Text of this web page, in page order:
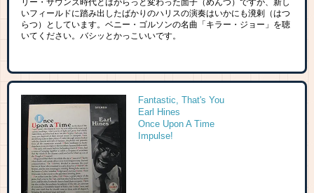
リー・サウンズ時代とはがらっと変わった面子（めんつ）ですが、新し
いフィールドに踏み出したばかりのハリスの演奏はいかにも溌剌（はつ
らつ）としています。ベニー・ゴルソンの名曲「キラー・ジョー」を聴
いてください。バシッとかっこいいです。
Fantastic, That's You
Earl Hines
Once Upon A Time
Impulse!